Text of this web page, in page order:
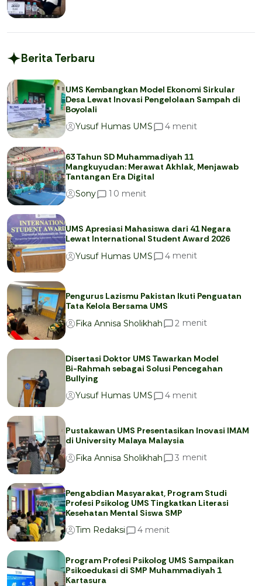
Berita Terbaru
UMS Kembangkan Model Ekonomi Sirkular
Desa Lewat Inovasi Pengelolaan Sampah di
Boyolali
Yusuf Humas UMS
4 menit
63 Tahun SD Muhammadiyah 11
Mangkuyudan: Merawat Akhlak, Menjawab
Tantangan Era Digital
Sony
1 0 menit
UMS Apresiasi Mahasiswa dari 41 Negara
Lewat International Student Award 2026
Yusuf Humas UMS
4 menit
Pengurus Lazismu Pakistan Ikuti Penguatan
Tata Kelola Bersama UMS
Fika Annisa Sholikhah
2 menit
Disertasi Doktor UMS Tawarkan Model
Bi-Rahmah sebagai Solusi Pencegahan
Bullying
Yusuf Humas UMS
4 menit
Pustakawan UMS Presentasikan Inovasi IMAM
di University Malaya Malaysia
Fika Annisa Sholikhah
3 menit
Pengabdian Masyarakat, Program Studi
Profesi Psikolog UMS Tingkatkan Literasi
Kesehatan Mental Siswa SMP
Tim Redaksi
4 menit
Program Profesi Psikolog UMS Sampaikan
Psikoedukasi di SMP Muhammadiyah 1
Kartasura